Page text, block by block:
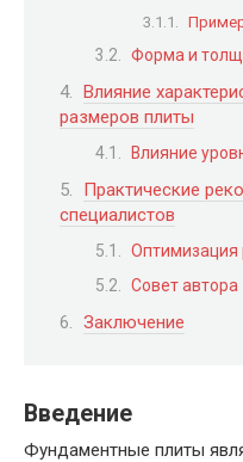
Форма и
Влияние
размеров плиты
Влияние
Практические
специалистов
Оптимизация
Совет автора
Заключение
Введение
Фундаментные плиты